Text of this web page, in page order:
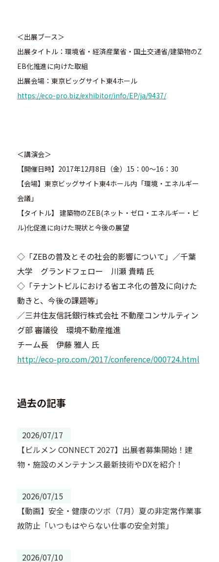
＜出展ブース＞
出展タイトル：環境省・経済産業省・国土交通省/建築物のZ
EB化推進に向けた取組
出展会場：東京ビッグサイト東4ホール
https://eco-pro.biz/exhibitor/info/EP/ja/9437/
＜講演会＞
【開催日時】2017年12月8日（金）15：00～16：30
【会場】東京ビッグサイト東4ホール内「環境・エネルギー
会議」
【タイトル】 建築物のZEB(ネット・ゼロ・エネルギー・ビ
ル)化促進に向けた現状と今後の展望
◇「ZEBの普及とその社会的影響について」／千葉
大学 グランドフェロー 川瀬 貴晴 氏
◇「テナントビルにおける省エネ化の普及に向けた
動きと、今後の課題等」
／三井住友信託銀行株式会社 不動産コンサルティン
グ部 審議役 環境不動産推進
チーム長 伊藤 雅人 氏
http://eco-pro.com/2017/conference/000724.html
過去の記事
2026/07/17
【ビルメン CONNECT 2027】出展者募集開始！建
物・施設のメンテナンス最新技術やDXを紹介！
2026/07/15
【動画】安全・健康のツボ（7月）夏の非定常作業事
故防止「いつもはやらない仕事の安全対策」
2026/07/10